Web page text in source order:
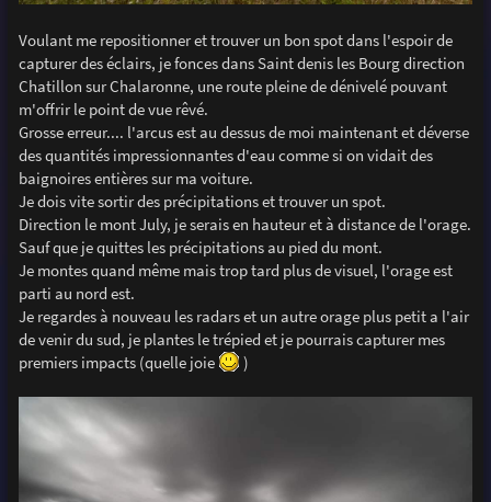
Voulant me repositionner et trouver un bon spot dans l'espoir de
capturer des éclairs, je fonces dans Saint denis les Bourg direction
Chatillon sur Chalaronne, une route pleine de dénivelé pouvant
m'offrir le point de vue rêvé.
Grosse erreur.... l'arcus est au dessus de moi maintenant et déverse
des quantités impressionnantes d'eau comme si on vidait des
baignoires entières sur ma voiture.
Je dois vite sortir des précipitations et trouver un spot.
Direction le mont July, je serais en hauteur et à distance de l'orage.
Sauf que je quittes les précipitations au pied du mont.
Je montes quand même mais trop tard plus de visuel, l'orage est
parti au nord est.
Je regardes à nouveau les radars et un autre orage plus petit a l'air
de venir du sud, je plantes le trépied et je pourrais capturer mes
premiers impacts (quelle joie
)